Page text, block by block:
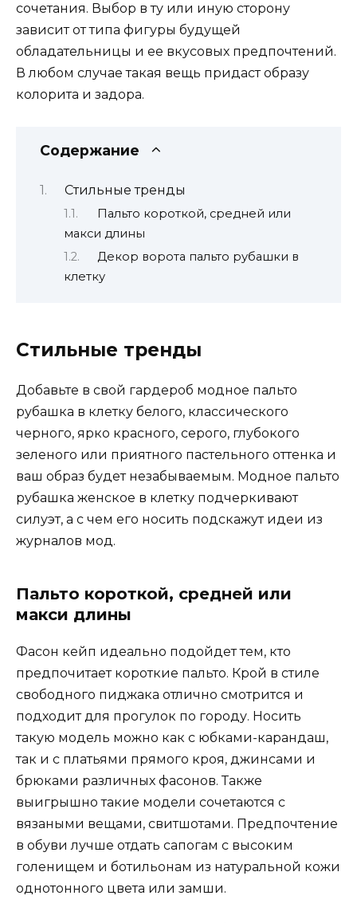
сочетания. Выбор в ту или иную сторону
зависит от типа фигуры будущей
обладательницы и ее вкусовых предпочтений.
В любом случае такая вещь придаст образу
колорита и задора.
Содержание
Стильные тренды
Пальто короткой, средней или
макси длины
Декор ворота пальто рубашки в
клетку
Стильные тренды
Добавьте в свой гардероб модное пальто
рубашка в клетку белого, классического
черного, ярко красного, серого, глубокого
зеленого или приятного пастельного оттенка и
ваш образ будет незабываемым. Модное пальто
рубашка женское в клетку подчеркивают
силуэт, а с чем его носить подскажут идеи из
журналов мод.
Пальто короткой, средней или
макси длины
Фасон кейп идеально подойдет тем, кто
предпочитает короткие пальто. Крой в стиле
свободного пиджака отлично смотрится и
подходит для прогулок по городу. Носить
такую модель можно как с юбками-карандаш,
так и с платьями прямого кроя, джинсами и
брюками различных фасонов. Также
выигрышно такие модели сочетаются с
вязаными вещами, свитшотами. Предпочтение
в обуви лучше отдать сапогам с высоким
голенищем и ботильонам из натуральной кожи
однотонного цвета или замши.